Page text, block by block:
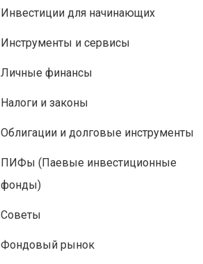
Инвестиции для начинающих
Инструменты и сервисы
Личные финансы
Налоги и законы
Облигации и долговые инструменты
ПИФы (Паевые инвестиционные
фонды)
Советы
Фондовый рынок